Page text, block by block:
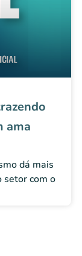
ama
dá mais
setor com o